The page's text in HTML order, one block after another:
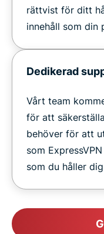
rättvist för ditt
innehåll som din
Dedikerad
Vårt team
för att
behöver för att
som
som du håller